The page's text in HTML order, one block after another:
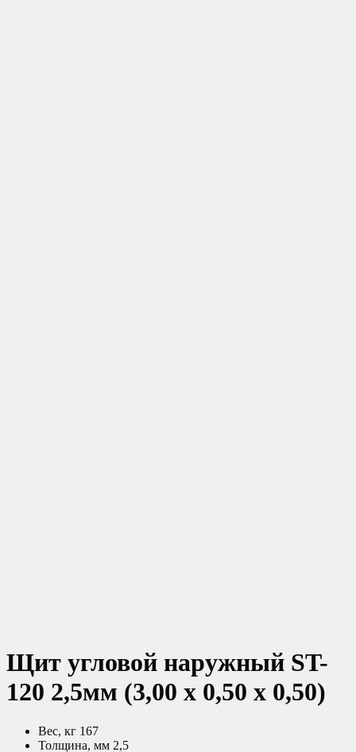
Щит угловой наружный ST-
120 2,5мм (3,00 х 0,50 х 0,50)
Вес, кг 167
Толщина, мм 2,5